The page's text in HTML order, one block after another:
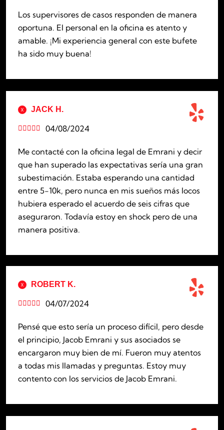
Los supervisores de casos responden de manera
oportuna. El personal en la oficina es atento y
amable. ¡Mi experiencia general con este bufete
ha sido muy buena!
JACK H.
04/08/2024

Me contacté con la oficina legal de Emrani y decir
que han superado las expectativas sería una gran
subestimación. Estaba esperando una cantidad
entre 5-10k, pero nunca en mis sueños más locos
hubiera esperado el acuerdo de seis cifras que
aseguraron. Todavía estoy en shock pero de una
manera positiva.
ROBERT K.
04/07/2024

Pensé que esto sería un proceso difícil, pero desde
el principio, Jacob Emrani y sus asociados se
encargaron muy bien de mí. Fueron muy atentos
a todas mis llamadas y preguntas. Estoy muy
contento con los servicios de Jacob Emrani.